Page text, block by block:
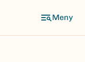
Meny